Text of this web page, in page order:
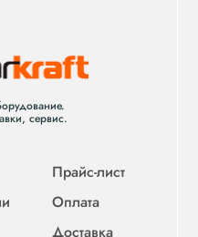
сервис.
Прайс-лист
Оплата
Доставка